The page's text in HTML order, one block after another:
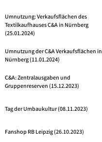
Umnutzung: Verkaufsflächen des
Textilkaufhauses C&A in Nürnberg
(25.01.2024)
Umnutzung der C&A Verkaufsflächen in
Nürnberg (11.01.2024)
C&A: Zentralausgaben und
Gruppenreserven (15.12.2023)
Tag der Umbaukultur (08.11.2023)
Fanshop RB Leipzig (26.10.2023)